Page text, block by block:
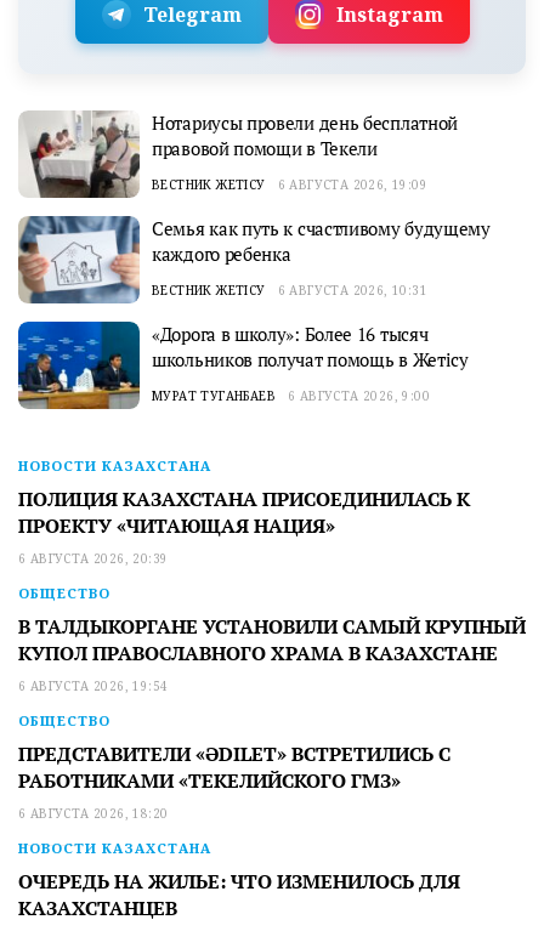
Telegram Instagram
Нотариусы провели день бесплатной
правовой помощи в Текели
ВЕСТНИК ЖЕТІСУ 6 АВГУСТА 2026, 19:09
Семья как путь к счастливому будущему
каждого ребенка
ВЕСТНИК ЖЕТІСУ 6 АВГУСТА 2026, 10:31
«Дорога в школу»: Более 16 тысяч
школьников получат помощь в Жетісу
МУРАТ ТУГАНБАЕВ 6 АВГУСТА 2026, 9:00
НОВОСТИ КАЗАХСТАНА
ПОЛИЦИЯ КАЗАХСТАНА ПРИСОЕДИНИЛАСЬ К
ПРОЕКТУ «ЧИТАЮЩАЯ НАЦИЯ»
6 АВГУСТА 2026, 20:39
ОБЩЕСТВО
В ТАЛДЫКОРГАНЕ УСТАНОВИЛИ САМЫЙ КРУПНЫЙ
КУПОЛ ПРАВОСЛАВНОГО ХРАМА В КАЗАХСТАНЕ
6 АВГУСТА 2026, 19:54
ОБЩЕСТВО
ПРЕДСТАВИТЕЛИ «ӘDILET» ВСТРЕТИЛИСЬ С
РАБОТНИКАМИ «ТЕКЕЛИЙСКОГО ГМЗ»
6 АВГУСТА 2026, 18:20
НОВОСТИ КАЗАХСТАНА
ОЧЕРЕДЬ НА ЖИЛЬЕ: ЧТО ИЗМЕНИЛОСЬ ДЛЯ
КАЗАХСТАНЦЕВ